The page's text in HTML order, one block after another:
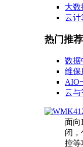
大数
云计
热门推荐
数据
维保
AIO
云与
面向
闭
控等